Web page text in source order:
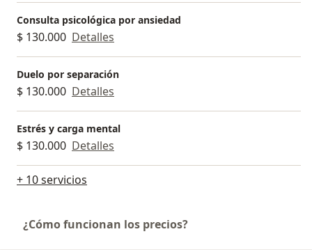
Consulta psicológica por ansiedad
$ 130.000 Detalles
Duelo por separación
$ 130.000 Detalles
Estrés y carga mental
$ 130.000 Detalles
+ 10 servicios
¿Cómo funcionan los precios?